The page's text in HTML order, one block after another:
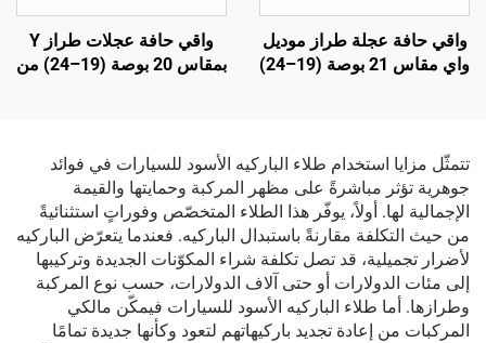
الحدود
واقي حافة عجلة طراز موديل
واي مقاس 21 بوصة (19–24)
واقي حافة عجلات طراز Y
بمقاس 20 بوصة (19–24) من
تتمثّل مزايا استخدام طلاء الباركيه الأسود للسيارات في فوائد
جوهرية تؤثر مباشرةً على مظهر المركبة وحمايتها والقيمة
الإجمالية لها. أولاً، يوفّر هذا الطلاء المتخصّص وفوراتٍ استثنائيةً
من حيث التكلفة مقارنةً باستبدال الباركيه. فعندما يتعرّض الباركيه
لأضرار تجميلية، قد تصل تكلفة شراء المكوّنات الجديدة وتركيبها
إلى مئات الدولارات أو حتى آلاف الدولارات، حسب نوع المركبة
وطرازها. أما طلاء الباركيه الأسود للسيارات فيمكّن مالكي
المركبات من إعادة تجديد باركيهاتهم لتعود وكأنها جديدة تمامًا